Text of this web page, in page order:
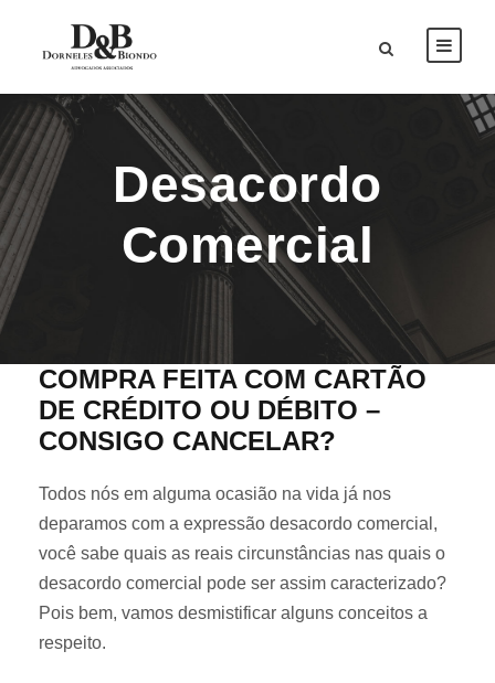
Desacordo
Comercial
COMPRA FEITA COM CARTÃO
DE CRÉDITO OU DÉBITO –
CONSIGO CANCELAR?
Todos nós em alguma ocasião na vida já nos
deparamos com a expressão desacordo comercial,
você sabe quais as reais circunstâncias nas quais o
desacordo comercial pode ser assim caracterizado?
Pois bem, vamos desmistificar alguns conceitos a
respeito.